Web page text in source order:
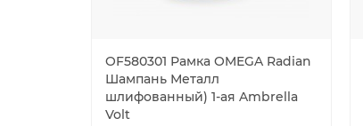
OF580301 Рамка OMEGA Radian
Шампань Металл
шлифованный) 1-ая Ambrella
Volt